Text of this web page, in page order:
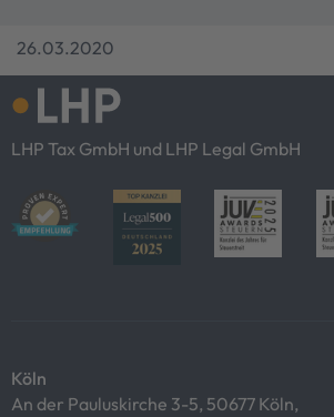
26.03.2020
LHP Tax GmbH und LHP Legal GmbH
Köln
An der Pauluskirche 3-5, 50677 Köln,